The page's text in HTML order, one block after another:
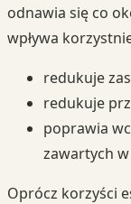
odnawia się co
wpływa
redukuje
redukuje
poprawia
zawartych
Oprócz korzyści